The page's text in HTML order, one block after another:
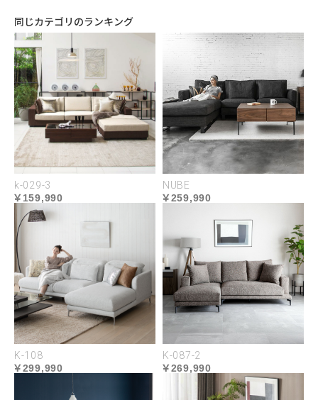
USABILITY
同じカテゴリのランキング
k-029-3
159,990
NUBE
259,990
K-108
299,990
K-087-2
269,990